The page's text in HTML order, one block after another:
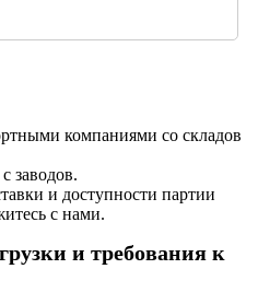
компаниями со складов
заводов.
и доступности партии
с нами.
и требования к